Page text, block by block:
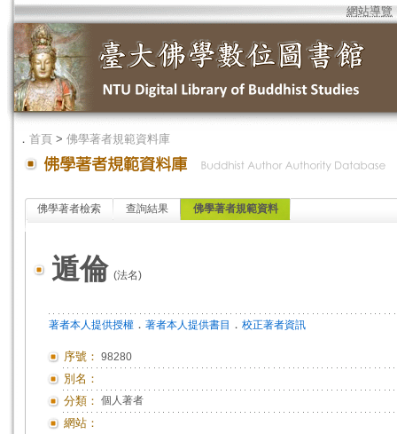
網站導覽
． 首頁 > 佛學著者規範資料庫
佛學著者檢索 查詢結果 佛學著者規範資料
遁倫 (法名)
著者本人提供授權 ． 著者本人提供書目 ． 校正著者資訊
序號： 98280
別名：
分類： 個人著者
網站：